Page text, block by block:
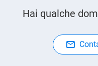
Hai qualche